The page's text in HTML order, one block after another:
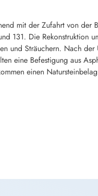
mit der Zufahrt von der
131. Die Rekonstruktion
und Sträuchern. Nach der
eine Befestigung aus
einen